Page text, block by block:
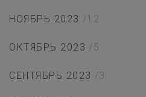
НОЯБРЬ 2023 /12
ОКТЯБРЬ 2023 /5
СЕНТЯБРЬ 2023 /3